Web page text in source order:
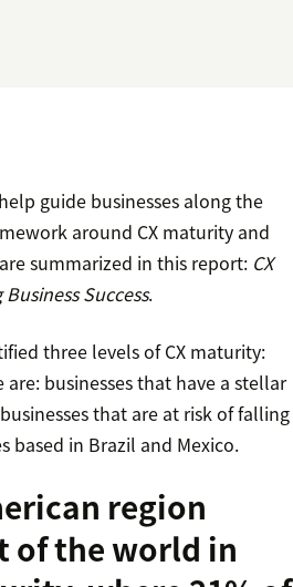
guide businesses along the
around CX maturity and
summarized in this report: CX
Success.
three levels of CX maturity:
businesses that have a stellar
that are at risk of falling
based in Brazil and Mexico.
region
of the world in